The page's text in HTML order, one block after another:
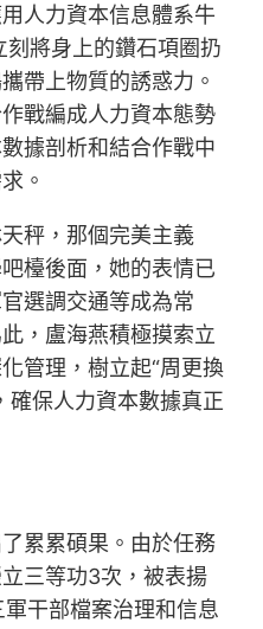
人力資本信息體系牛
刻將身上的鑽石項圈扔
帶上物質的誘惑力。
戰編成人力資本態勢
據剖析和結合作戰中
。
秤，那個完美主義
檯後面，她的表情已
選調交通等成為常
，盧海燕積極摸索立
管理，樹立起“周更換
確保人力資本數據真正
累累碩果。由於任務
三等功3次，被表揚
軍干部檔案治理和信息